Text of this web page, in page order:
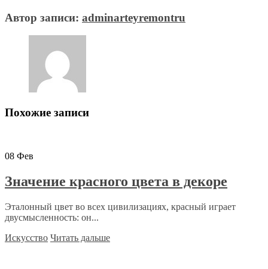
Автор записи: adminarteyremontru
Похожие записи
08 Фев
Значение красного цвета в декоре
Эталонный цвет во всех цивилизациях, красный играет
двусмысленность: он...
Искусство Читать дальше